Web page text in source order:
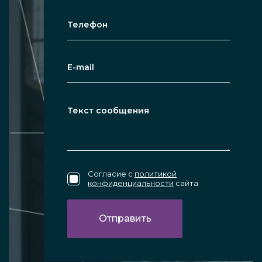
особенно в локациях, которые плохо
просматриваются другими методами.
Предлагаем лояльные цены на
увеличивающие сферические купольные
зеркала, быстрое изготовление продукции от
производителя и монтаж под ключ.
Качество крепления на кронштейн
является очень высоким, широко
Согласие с политикой
конфиденциальности сайта